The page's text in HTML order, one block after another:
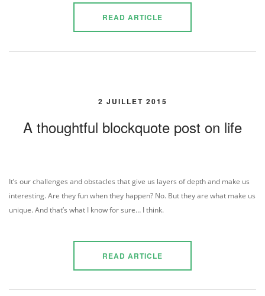
READ ARTICLE
2 JUILLET 2015
A thoughtful blockquote post on life
It’s our challenges and obstacles that give us layers of depth and make us
interesting. Are they fun when they happen? No. But they are what make us
unique. And that’s what I know for sure… I think.
READ ARTICLE